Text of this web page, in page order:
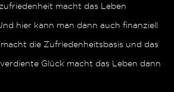
macht das Leben
hier kann man dann auch finanziell
die Zufriedenheitsbasis und das
Glück macht das Leben dann